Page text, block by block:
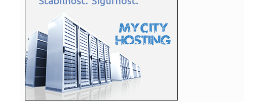
23:21:
može biti o...
23:21:Teška saobraćajka u Prijedoru: Povrijeđen vozač motora
23:21:U Zvorniku nastupali guslari iz Srbije, Crne Gore i
Republike Srp...
23:21:Burna noć u Vitezu i Novom Travniku: Eksplozivna naprava